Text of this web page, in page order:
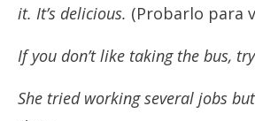
it. It’s delicious. (Probarlo para
If you don’t like taking the bus,
She tried working several jobs